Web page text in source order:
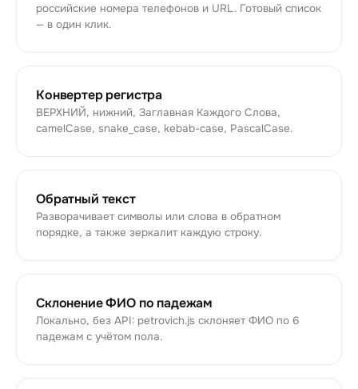
российские номера телефонов и URL. Готовый список
— в один клик.
Конвертер регистра
ВЕРХНИЙ, нижний, Заглавная Каждого Слова,
camelCase, snake_case, kebab-case, PascalCase.
Обратный текст
Разворачивает символы или слова в обратном
порядке, а также зеркалит каждую строку.
Склонение ФИО по падежам
Локально, без API: petrovich.js склоняет ФИО по 6
падежам с учётом пола.